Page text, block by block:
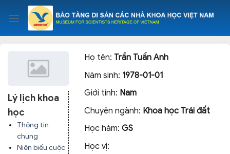
content
Lý lịch khoa
học
Thông tin
chung
Niên biểu cuộc
Họ tên: Trần Tuấn Anh
Năm sinh: 1978-01-01
Giới tính: Nam
Chuyên ngành: Khoa học Trái đất
Học hàm:GS
Học vị: